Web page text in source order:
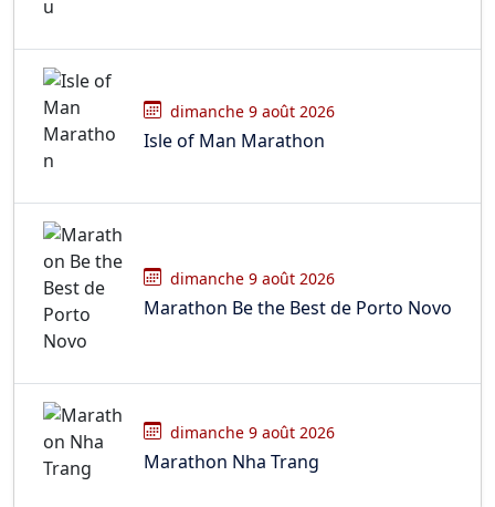
dimanche 9 août 2026
Isle of Man Marathon
dimanche 9 août 2026
Marathon Be the Best de Porto Novo
dimanche 9 août 2026
Marathon Nha Trang